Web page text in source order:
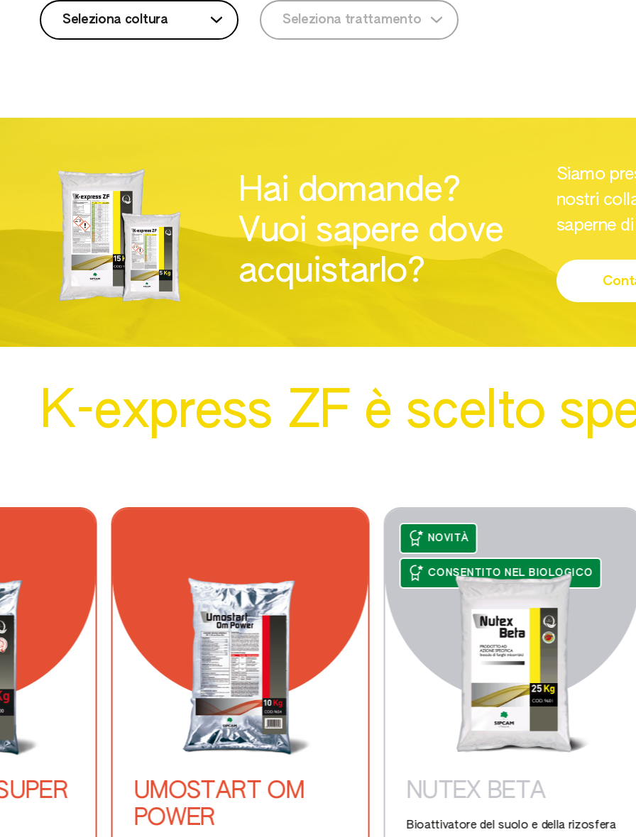
Seleziona coltura
Barba di becco o
Salsefrica
Barbabietola da zucchero
Bietola rossa o da orto
Carota
Cicoria da radice
Fragola
Insalate
Seleziona trattamento
Hai domande?
Vuoi sapere dove
acquistarlo?
Siamo
nostri
saperne
K-express ZF è scelto
UMOSTART OM
POWER
NOVITÀ
CONSENTITO NEL BIOLOGICO
NUTEX BETA
Bioattivatore del suolo e della rizosfera